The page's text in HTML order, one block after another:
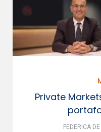
Private
FEDERICA